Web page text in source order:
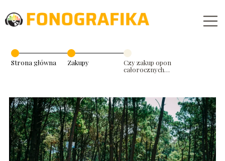
Strona główna Zakupy
Czy zakup opon
całorocznych